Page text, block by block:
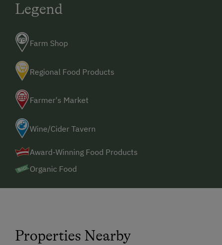
Legend
Farm Shop
Regional Food Products
Farmer's Market
Wine/Cider Tavern
Award-Winning Food Products
Organic Food
Properties Nearby